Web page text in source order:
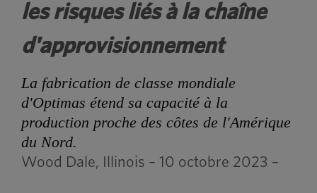
les risques liés à la chaîne
d'approvisionnement
La fabrication de classe mondiale
d'Optimas étend sa capacité à la
production proche des côtes de l'Amérique
du Nord.
Wood Dale, Illinois – 10 octobre 2023 –